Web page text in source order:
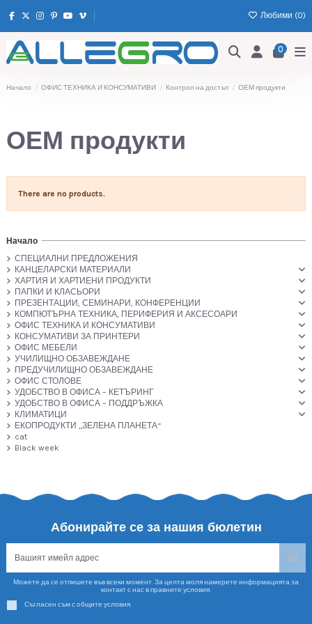
Любими (0)
0
Начало ОФИС ТЕХНИКА И КОНСУМАТИВИ Контрол на достъп ОЕМ продукти
ОЕМ продукти
There are no products.
Начало
СПЕЦИАЛНИ ПРЕДЛОЖЕНИЯ
КАНЦЕЛАРСКИ МАТЕРИАЛИ
ХАРТИЯ И ХАРТИЕНИ ПРОДУКТИ
ПАПКИ И КЛАСЬОРИ
ПРЕЗЕНТАЦИИ, СЕМИНАРИ, КОНФЕРЕНЦИИ
КОМПЮТЪРНА ТЕХНИКА, ПЕРИФЕРИЯ И АКСЕСОАРИ
ОФИС ТЕХНИКА И КОНСУМАТИВИ
КОНСУМАТИВИ ЗА ПРИНТЕРИ
ОФИС МЕБЕЛИ
УЧИЛИЩНО ОБЗАВЕЖДАНЕ
ПРЕДУЧИЛИЩНО ОБЗАВЕЖДАНЕ
ОФИС СТОЛОВЕ
УДОБСТВО В ОФИСА – КЕТЪРИНГ
УДОБСТВО В ОФИСА – ПОДДРЪЖКА
КЛИМАТИЦИ
ЕКОПРОДУКТИ „ЗЕЛЕНА ПЛАНЕТА“
cat
Black week
Абонирайте се за нашия бюлетин
Можете да се отпишете във всеки момент. За целта моля намерете информацията за
контакт с нас в правните условия.
Съгласен съм с общите условия.